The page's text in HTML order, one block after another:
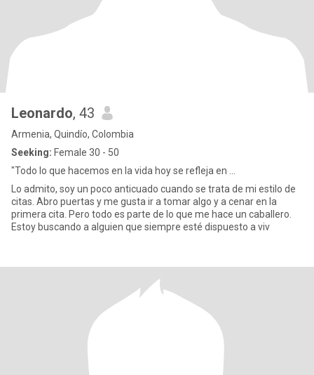
Leonardo, 43
Armenia, Quindío, Colombia
Seeking: Female 30 - 50
"Todo lo que hacemos en la vida hoy se refleja en ...
Lo admito, soy un poco anticuado cuando se trata de mi estilo de
citas. Abro puertas y me gusta ir a tomar algo y a cenar en la
primera cita. Pero todo es parte de lo que me hace un caballero.
Estoy buscando a alguien que siempre esté dispuesto a viv